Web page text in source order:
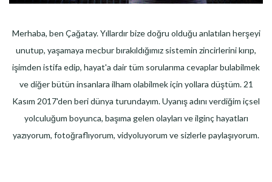
Merhaba, ben Çağatay. Yıllardır bize doğru olduğu anlatılan herşeyi
unutup, yaşamaya mecbur bırakıldığımız sistemin zincirlerini kırıp,
işimden istifa edip, hayat'a dair tüm sorularıma cevaplar bulabilmek
ve diğer bütün insanlara ilham olabilmek için yollara düştüm. 21
Kasım 2017'den beri dünya turundayım. Uyanış adını verdiğim içsel
yolculuğum boyunca, başıma gelen olayları ve ilginç hayatları
yazıyorum, fotoğraflıyorum, vidyoluyorum ve sizlerle paylaşıyorum.